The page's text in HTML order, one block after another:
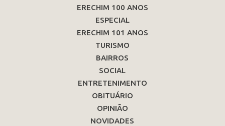
ERECHIM 100 ANOS
ESPECIAL
ERECHIM 101 ANOS
TURISMO
BAIRROS
SOCIAL
ENTRETENIMENTO
OBITUÁRIO
OPINIÃO
NOVIDADES